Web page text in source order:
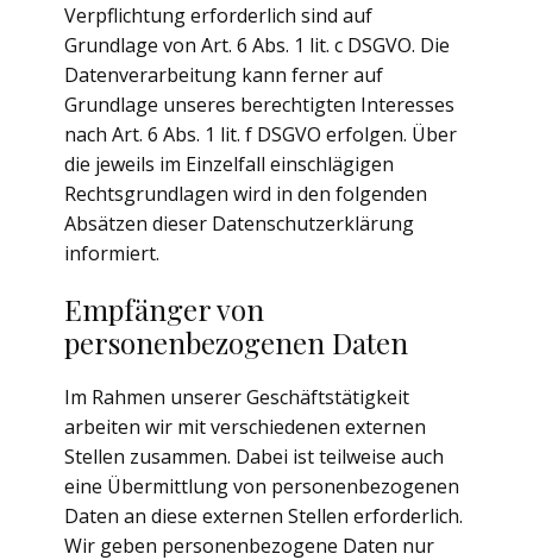
Verpflichtung erforderlich sind auf
Grundlage von Art. 6 Abs. 1 lit. c DSGVO. Die
Datenverarbeitung kann ferner auf
Grundlage unseres berechtigten Interesses
nach Art. 6 Abs. 1 lit. f DSGVO erfolgen. Über
die jeweils im Einzelfall einschlägigen
Rechtsgrundlagen wird in den folgenden
Absätzen dieser Datenschutzerklärung
informiert.
Empfänger von
personenbezogenen Daten
Im Rahmen unserer Geschäftstätigkeit
arbeiten wir mit verschiedenen externen
Stellen zusammen. Dabei ist teilweise auch
eine Übermittlung von personenbezogenen
Daten an diese externen Stellen erforderlich.
Wir geben personenbezogene Daten nur